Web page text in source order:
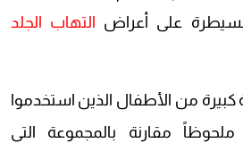
التهاب الجلد
كبيرة من الأطفال الذين استخدموا
مقارنة بالمجموعة التي